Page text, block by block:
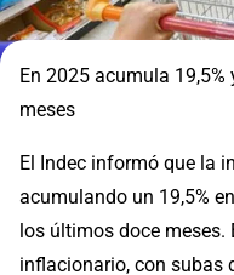
En 2025 acumula
meses
El Indec informó que la
acumulando un 19,5%
los últimos doce
inflacionario, con subas